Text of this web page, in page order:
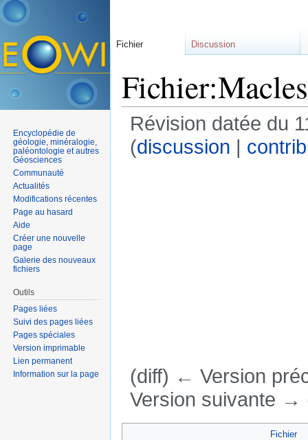
Révision datée du
(discussion |
(diff) ← Version
Version suivante →
Fichier
Fichier Discussion
Encyclopédie de
géologie, minéralogie,
paléontologie et autres
Géosciences
Communauté
Actualités
Modifications récentes
Page au hasard
Aide
Créer une nouvelle
page
Galerie des nouveaux
fichiers
Outils
Pages liées
Suivi des pages liées
Pages spéciales
Version imprimable
Lien permanent
Information sur la page